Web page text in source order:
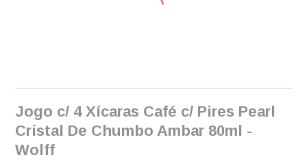
Jogo c/ 4 Xícaras Café c/ Pires Pearl
Cristal De Chumbo Ambar 80ml -
Wolff